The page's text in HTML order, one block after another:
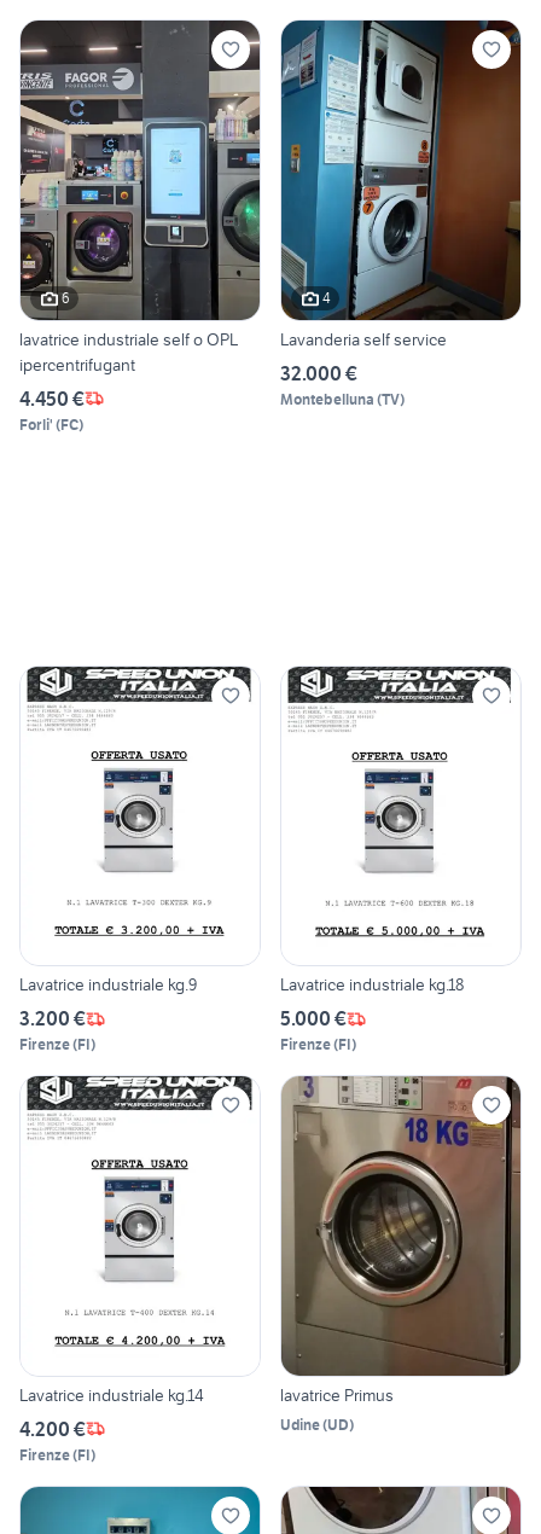
6
lavatrice industriale self o OPL
ipercentrifugant
4.450 €
Forli' (FC)
4
Lavanderia self service
32.000 €
Montebelluna (TV)
Lavatrice industriale kg.9
3.200 €
Firenze(FI)
Lavatrice industriale kg.18
5.000 €
Firenze(FI)
Lavatrice industriale kg.14
4.200 €
Firenze(FI)
lavatrice Primus
Udine(UD)